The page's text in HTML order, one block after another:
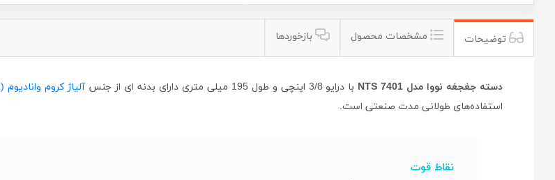
توضیحات مشخصات محصول بازخوردها
دسته جغجغه نووا مدل NTS 7401 با درایو 3/8 اینچی و طول 195 میلی متری دارای بدنه ای از جنس آلیاژ کروم وانادیوم (Chromium Vanadium)
استفاده‌های طولانی مدت صنعتی است.
نقاط قوت